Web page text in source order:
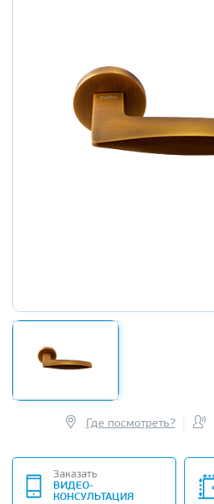
Где посмотреть?
Заказать
ВИДЕО-
КОНСУЛЬТАЦИЯ